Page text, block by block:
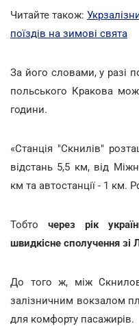
Читайте також:
поїздів на зимові свята
За його словами, у разі
польського Кракова
години.
«Станція "Скнилів"
відстань 5,5 км, від
км та автостанції - 1 км.
Тобто через рік
швидкісне сполучення зі
До того ж, між
залізничним вокзалом
для комфорту пасажирів.